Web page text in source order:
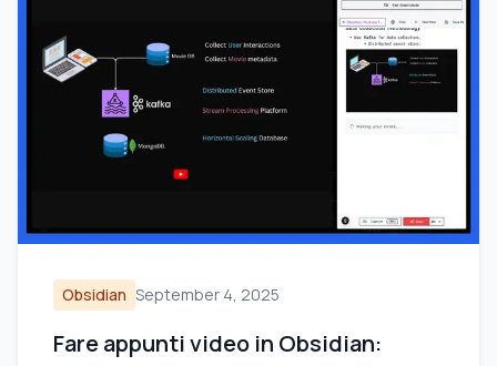
Obsidian September 4, 2025
Fare appunti video in Obsidian: